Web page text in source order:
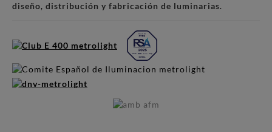
diseño, distribución y fabricación de luminarias.